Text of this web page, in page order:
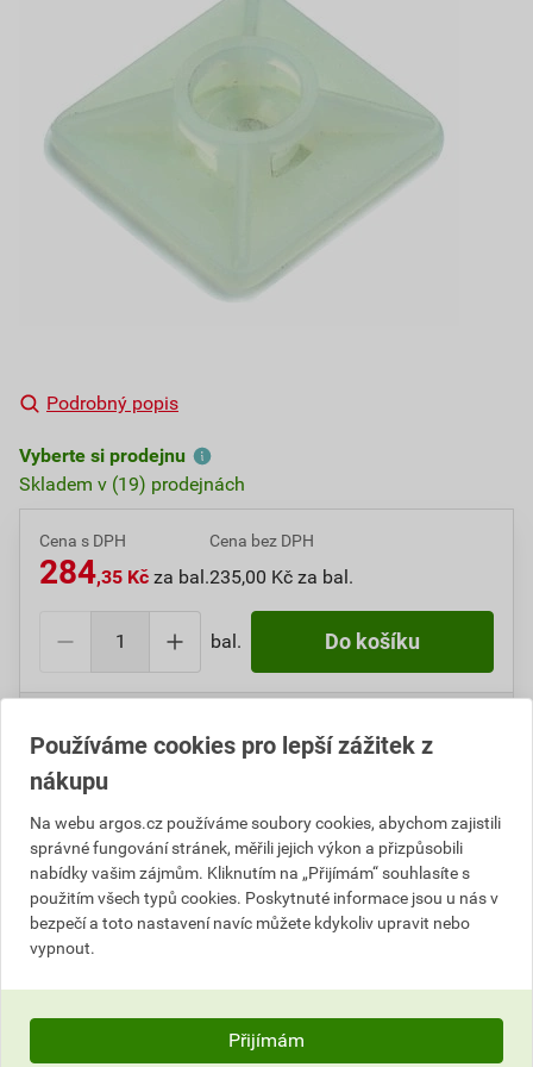
Podrobný popis
Vyberte si prodejnu
Skladem v (19) prodejnách
Cena s DPH
284,35 Kč za bal.
Cena bez DPH
235,00 Kč za bal.
bal. Do košíku
(235,00Kčbez DPH).
Číslo položky:
Výrobky značky: CIMCO
Popis
CIMCO 181382 Příchytka vázací pásky bílá 19 x 19
mm (100 ks)
Používáme cookies pro lepší zážitek z
nákupu
Na webu argos.cz používáme soubory cookies, abychom zajistili
správné fungování stránek, měřili jejich výkon a přizpůsobili
nabídky vašim zájmům. Kliknutím na „Přijímám“ souhlasíte s
použitím všech typů cookies. Poskytnuté informace jsou u nás v
bezpečí a toto nastavení navíc můžete kdykoliv upravit nebo
vypnout.
Přijímám